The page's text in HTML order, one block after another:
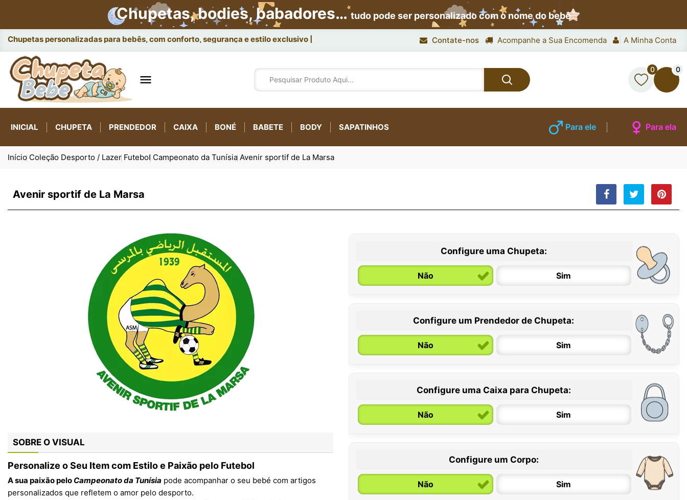
Chupetas, bodies, babadores…tudo pode ser personalizado com o nome do bebê
A Contate-nos Acompanhe a Sua Encomenda A Minha Conta

0 0
INICIAL CHUPETA PRENDEDOR CAIXA BONÉ BABETE BODY SAPATINHOS Para ele Para ela
Início Coleção Desporto / Lazer Futebol Campeonato da Tunísia Avenir sportif de La Marsa
Avenir sportif de La Marsa
SOBRE O VISUAL
Personalize o Seu Item com Estilo e Paixão pelo Futebol
A sua paixão pelo Campeonato da Tunísia pode acompanhar o seu bebé com artigos
personalizados que refletem o amor pelo desporto.
Configure uma Chupeta:
Não Sim
0 / 6 meses
Configure um Prendedor de Chupeta:
Não Sim
Configure uma Caixa para Chupeta:
Não Sim
Configure um Corpo:
Não Sim